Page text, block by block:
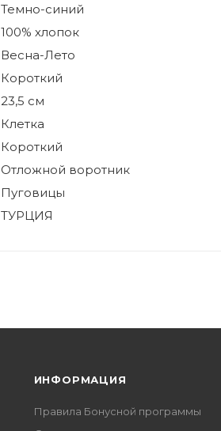
Темно-синий
100% хлопок
Весна-Лето
Короткий
23,5 см
Клетка
Короткий
Отложной воротник
Пуговицы
ТУРЦИЯ
ИНФОРМАЦИЯ
Правила Бонусной программы